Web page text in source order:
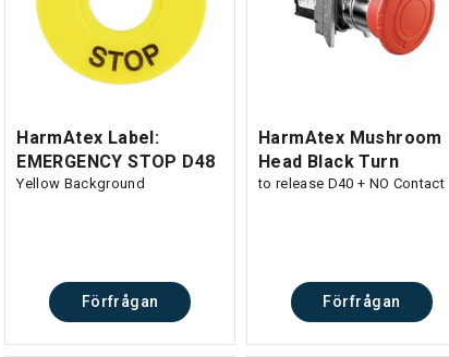
HarmAtex Label:
EMERGENCY STOP D48
Yellow Background
Förfrågan
HarmAtex Mushroom
Head Black Turn
to release D40 + NO Contact
Förfrågan